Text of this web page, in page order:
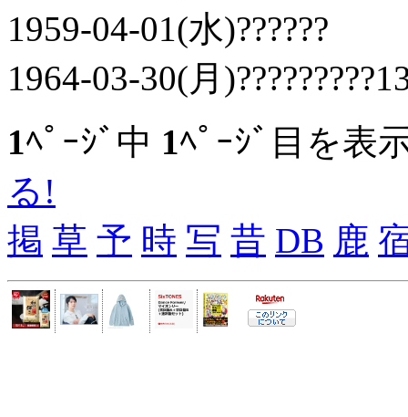
1959-04-01(水)??????
1964-03-30(月
1ﾍﾟｰｼﾞ中 1ﾍﾟｰｼﾞ目を表
る!
掲 草 予 時 写 昔 DB 鹿